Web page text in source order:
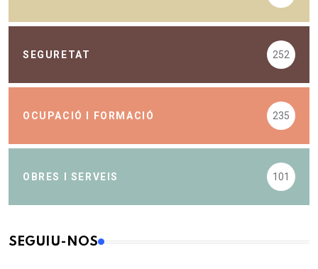
SEGURETAT 252
OCUPACIÓ I FORMACIÓ 235
OBRES I SERVEIS 101
SEGUIU-NOS